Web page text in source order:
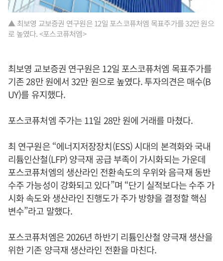
▲ 최보영 교보증권 연구원은 12일 포스코퓨처엠 목표주가를 32만 원으
로 높였다. <포스코퓨처엠>
최보영 교보증권 연구원은 12일 포스코퓨처엠 목표주가를
기존 28만 원에서 32만 원으로 높였다. 투자의견은 매수(B
UY)를 유지했다.
포스코퓨처엠 주가는 11일 28만 원에 거래를 마쳤다.
최 연구원은 “에너지저장장치(ESS) 시대의 본격화와 국내
리튬인산철(LFP) 양극재 공급 부족이 가시화되는 가운데
포스코퓨처엠의 생산라인 전환속도의 우위와 음극재 동반
수주 가능성이 강화되고 있다”며 “단기 실적보다는 수주 가
시화 속도와 생산라인 진행도가 주가 방향을 결정할 핵심
변수”라고 말했다.
포스코퓨처엠은 2026년 하반기 리튬인산철 양극재 생산을
위한 기존 양극재 생산라인 전환을 마친다.